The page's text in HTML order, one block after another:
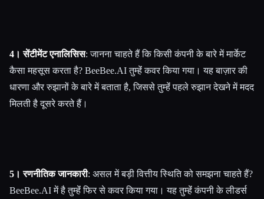
4। सेंटीमेंट एनालिसिस: जानना चाहते हैं कि किसी कंपनी के बारे में मार्केट
कैसा महसूस करता है? BeeBee.AI तुम्हेंं कवर किया गया। यह बाज़ार की
धारणा और रुझानों के बारे में बताता है, जिससे तुम्हेंं पहले रुझान देखने में मदद
मिलती है दूसरे करते हैं।
5। रणनीतिक जानकारी: असल में बड़ी वित्तीय स्थिति को समझना चाहते हैं?
BeeBee.AI में है तुम्हेंं फिर से कवर किया गया। यह तुम्हेंं कंपनी के लीडर्स